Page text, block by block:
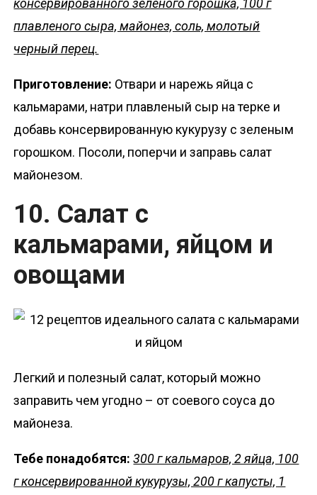
плавленого сыра, майонез, соль, молотый
черный перец.
Приготовление: Отвари и нарежь яйца с
кальмарами, натри плавленый сыр на терке и
добавь консервированную кукурузу с зеленым
горошком. Посоли, поперчи и заправь салат
майонезом.
10. Салат с
кальмарами, яйцом и
овощами
Легкий и полезный салат, который можно
заправить чем угодно – от соевого соуса до
майонеза.
Тебе понадобятся:300 г кальмаров, 2 яйца, 100
г консервированной кукурузы, 200 г капусты, 1